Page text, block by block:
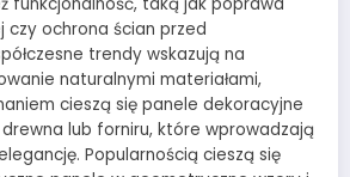
czy ochrona ścian przed
trendy wskazują na
naturalnymi materiałami,
cieszą się panele dekoracyjne
lub forniru, które wprowadzają
Popularnością cieszą się